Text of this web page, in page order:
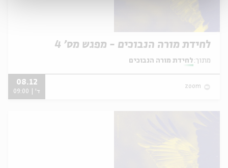
לחידת מורה הנבוכים - מפגש מס' 4
מתוך: לחידת מורה הנבוכים
zoom
08.12
ד' | 09:00